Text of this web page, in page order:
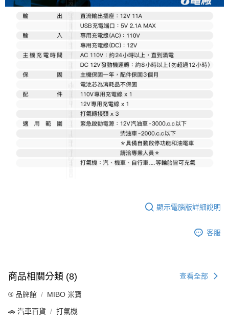
顯示電腦版詳細說明
客服
商品相關分類 (8) 查看全部
®️ 品牌館 MIBO 米寶
🚗 汽車百貨 打氣機